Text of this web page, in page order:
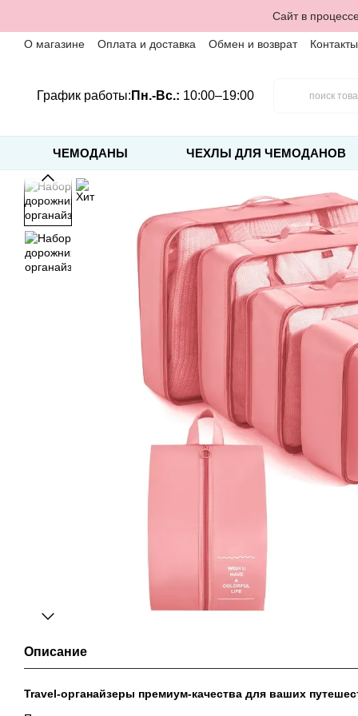
Сайт в
О магазине Оплата и доставка Обмен и возврат Контакты
График работы: Пн.-Вс.: 10:00–19:00
ЧЕМОДАНЫ ЧЕХЛЫ ДЛЯ ЧЕМОДАНОВ
Описание
Travel-органайзеры премиум-качества для ваших